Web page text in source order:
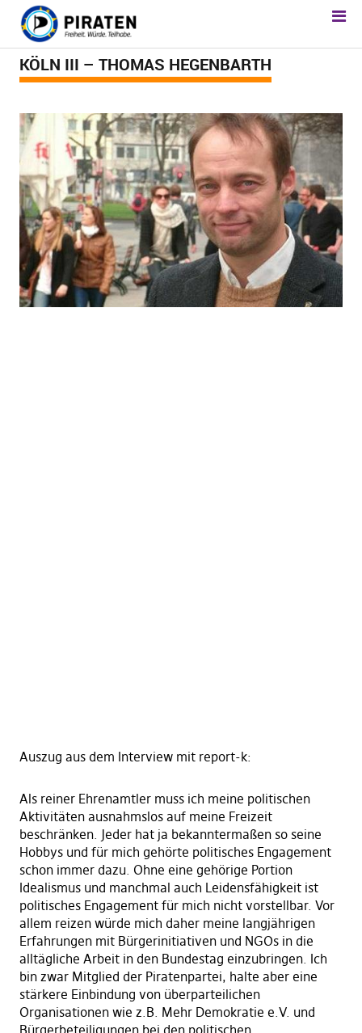
KÖLN III – THOMAS HEGENBARTH
Auszug aus dem Interview mit report-k:
Als reiner Ehrenamtler muss ich meine politischen
Aktivitäten ausnahmslos auf meine Freizeit
beschränken. Jeder hat ja bekanntermaßen so seine
Hobbys und für mich gehörte politisches Engagement
schon immer dazu. Ohne eine gehörige Portion
Idealismus und manchmal auch Leidensfähigkeit ist
politisches Engagement für mich nicht vorstellbar. Vor
allem reizen würde mich daher meine langjährigen
Erfahrungen mit Bürgerinitiativen und NGOs in die
alltägliche Arbeit in den Bundestag einzubringen. Ich
bin zwar Mitglied der Piratenpartei, halte aber eine
stärkere Einbindung von überparteilichen
Organisationen wie z.B. Mehr Demokratie e.V. und